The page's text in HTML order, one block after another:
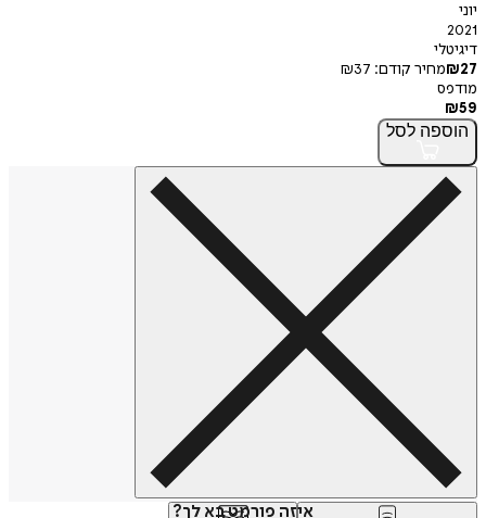
יוני
2021
דיגיטלי
₪27 מחיר קודם: ₪37
מודפס
₪59
הוספה לסל
איזה פורמט בא לך?